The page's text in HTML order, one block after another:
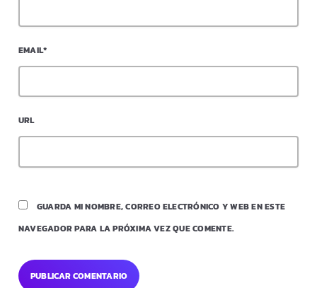
EMAIL*
URL
GUARDA MI NOMBRE, CORREO ELECTRÓNICO Y WEB EN ESTE
NAVEGADOR PARA LA PRÓXIMA VEZ QUE COMENTE.